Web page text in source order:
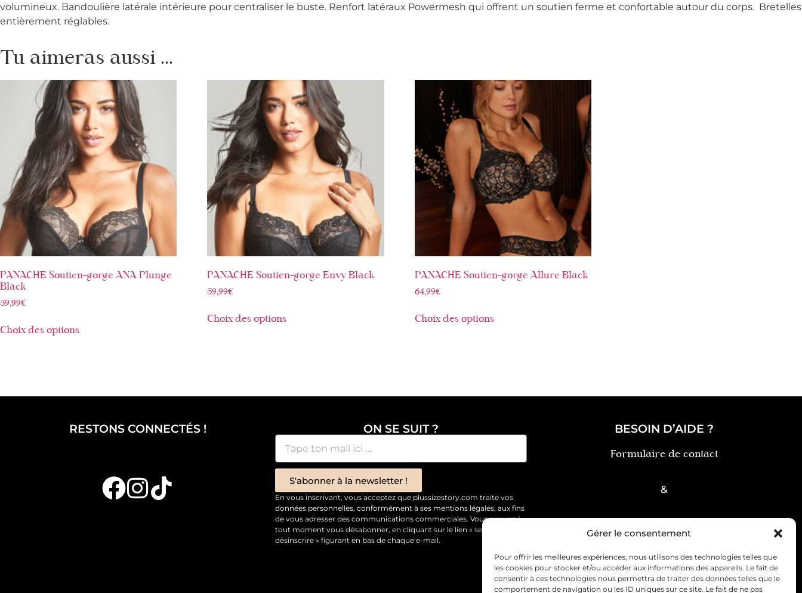
Gérer le consentement
Pour offrir les meilleures expériences, nous utilisons des technologies telles que
les cookies pour stocker et/ou accéder aux informations des appareils. Le fait de
consentir à ces technologies nous permettra de traiter des données telles que le
comportement de navigation ou les ID uniques sur ce site. Le fait de ne pas
volumineux. Bandoulière latérale intérieure pour centraliser le buste. Renfort latéraux Powermesh qui offrent un soutien ferme et confortable autour du corps. Bretelles
entièrement réglables.
Tu aimeras aussi ...
PANACHE Soutien-gorge ANA Plunge
Black
59,99€
Choix des options
PANACHE Soutien-gorge Envy Black
59,99€
Choix des options
PANACHE Soutien-gorge Allure Black
64,99€
Choix des options
RESTONS CONNECTÉS ! ON SE SUIT ?
S'abonner à la newsletter !
En vous inscrivant, vous acceptez que plussizestory.com traite vos
données personnelles, conformément à ses mentions légales, aux fins
de vous adresser des communications commerciales. Vous pouvez à
tout moment vous désabonner, en cliquant sur le lien « se
désinscrire » figurant en bas de chaque e-mail.
BESOIN D’AIDE ?
Formulaire de contact
&